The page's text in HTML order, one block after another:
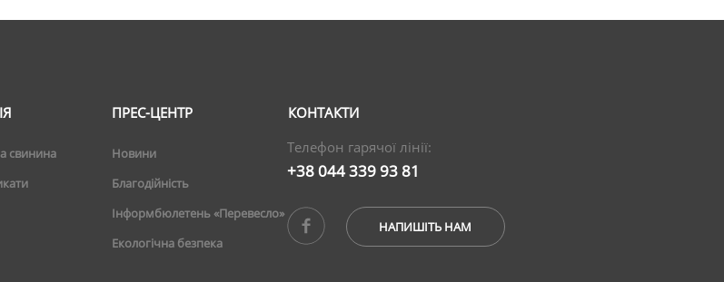
свинина
ПРЕС-ЦЕНТР
Новини
Благодійність
Інформбюлетень «Перевесло»
Екологічна безпека
КОНТАКТИ
Телефон гарячої лінії:
+38 044 339 93 81
НАПИШІТЬ НАМ